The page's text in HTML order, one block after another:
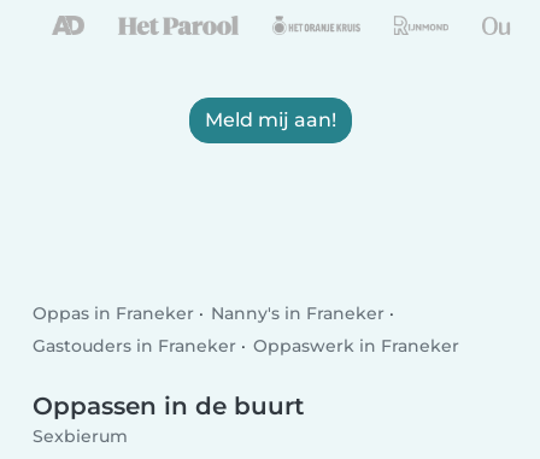
Meld mij aan!
Oppas in Franeker
Nanny's in Franeker
Gastouders in Franeker
Oppaswerk in Franeker
Oppassen in de buurt
Sexbierum